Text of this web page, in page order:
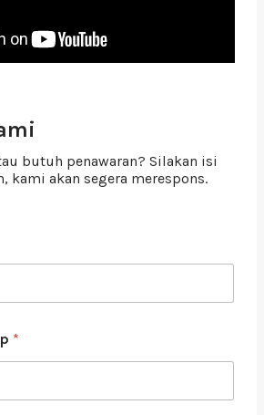
butuh penawaran? Silakan isi
kami akan segera merespons.
*